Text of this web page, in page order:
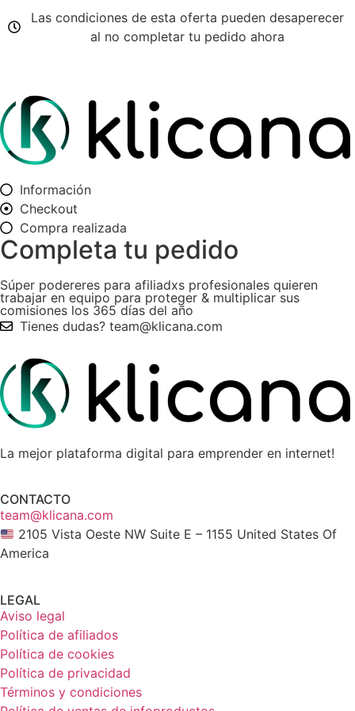
Las condiciones de esta oferta pueden desaperecer
al no completar tu pedido ahora
Información
Checkout
Compra realizada
Completa tu pedido
Súper podereres para afiliadxs profesionales quieren
trabajar en equipo para proteger & multiplicar sus
comisiones los 365 días del año
Tienes dudas? team@klicana.com
La mejor plataforma digital para emprender en internet!
CONTACTO
team@klicana.com
2105 Vista Oeste NW Suite E – 1155 United States Of
America
LEGAL
Aviso legal
Política de afiliados
Política de cookies
Política de privacidad
Términos y condiciones